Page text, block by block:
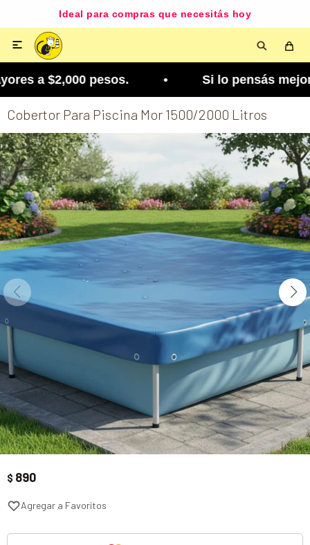
Ideal para compras que necesitás hoy

a $2,000 pesos. • Si lo pensás mejor, lo
Cobertor Para Piscina Mor 1500/2000 Litros
$ 890